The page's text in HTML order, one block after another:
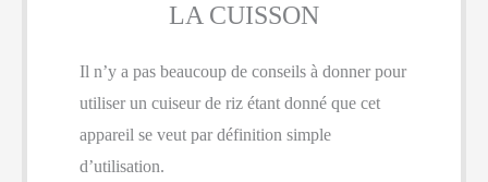
LA CUISSON
Il n’y a pas beaucoup de conseils à donner pour
utiliser un cuiseur de riz étant donné que cet
appareil se veut par définition simple
d’utilisation.